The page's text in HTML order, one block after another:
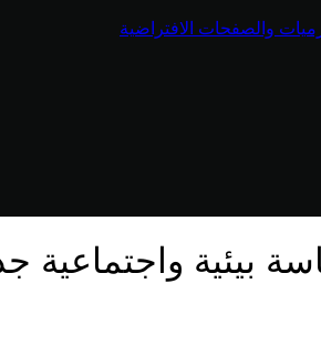
والصفحات الافتراضية
بيئية واجتماعية